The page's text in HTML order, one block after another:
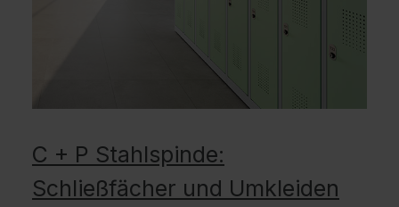
C + P Stahlspinde:
Schließfächer und Umkleiden